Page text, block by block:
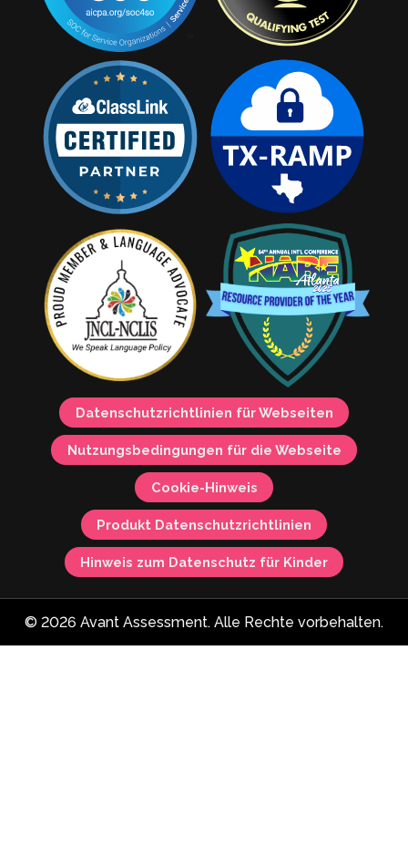
Datenschutzrichtlinien für Webseiten
Nutzungsbedingungen für die Webseite
Cookie-Hinweis
Produkt Datenschutzrichtlinien
Hinweis zum Datenschutz für Kinder
© 2026 Avant Assessment. Alle Rechte vorbehalten.